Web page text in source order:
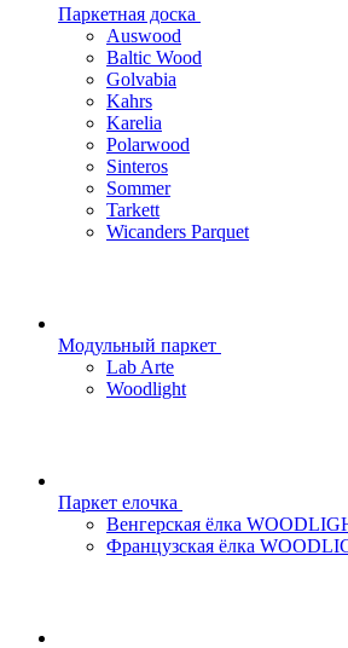
Паркетная доска
Auswood
Baltic Wood
Golvabia
Kahrs
Karelia
Polarwood
Sinteros
Sommer
Tarkett
Wicanders Parquet
Модульный паркет
Lab Arte
Woodlight
Паркет елочка
Венгерская ёлка
Французская ёлка